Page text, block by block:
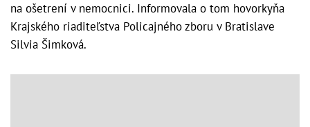
na ošetrení v nemocnici. Informovala o tom hovorkyňa
Krajského riaditeľstva Policajného zboru v Bratislave
Silvia Šimková.